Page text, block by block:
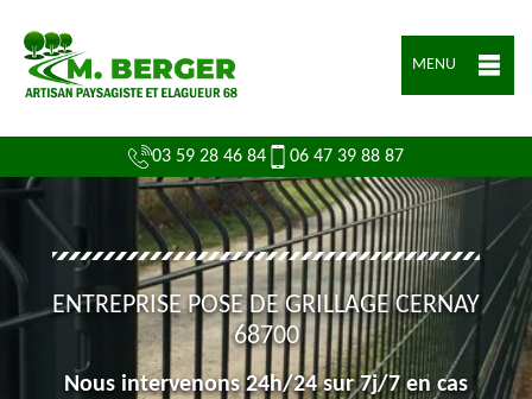
MENU
03 59 28 46 84 06 47 39 88 87
ENTREPRISE POSE DE GRILLAGE CERNAY
68700
Nous intervenons 24h/24 sur 7j/7 en cas